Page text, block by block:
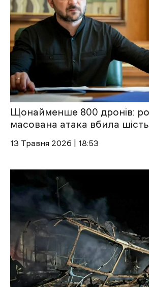
Щонайменше 800 дронів:
масована атака вбила
13 Травня 2026 | 18:53